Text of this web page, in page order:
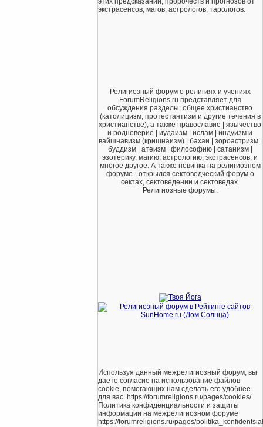
экстрасенсов, магов, астрологов, тарологов.
Религиозный форум о религиях и учениях
ForumReligions.ru представляет для
обсуждения разделы: общее христианство
(католицизм, протестантизм и другие течения в
христианстве), а также православие | язычество
и родноверие | иудаизм | ислам | индуизм и
вайшнавизм (кришнаизм) | бахаи | зороастризм |
буддизм | атеизм | философию | сатанизм |
эзотерику, магию, астрологию, экстрасенсов, и
многое другое. А также новинка на религиозном
форуме - открылся сектоведческий форум о
сектах, сектоведении и сектоведах.
Религиозные форумы.
Используя данный межрелигиозный форум, вы
даете согласие на использование файлов
cookie, помогающих нам сделать его удобнее
для вас. https://forumreligions.ru/pages/cookies/
Политика конфиденциальности и защиты
информации на межрелигиозном форуме
https://forumreligions.ru/pages/